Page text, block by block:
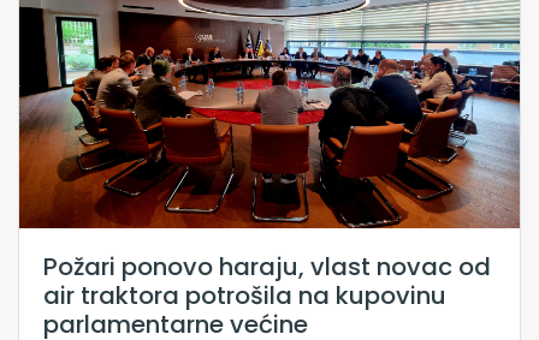
Požari ponovo haraju, vlast novac od
air traktora potrošila na kupovinu
parlamentarne većine